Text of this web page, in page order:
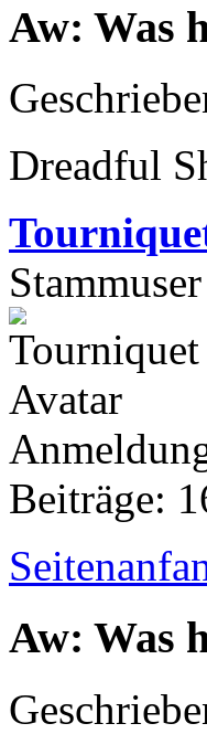
Aw: Was
Dreadful
Stammuser
Beiträge:
Aw: Was